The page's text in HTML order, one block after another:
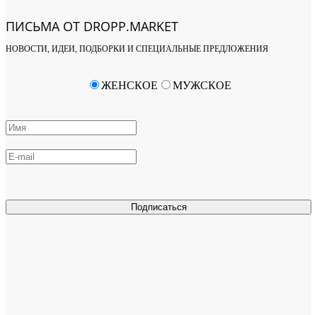
ПИСЬМА ОТ DROPP.MARKET
НОВОСТИ, ИДЕИ, ПОДБОРКИ И СПЕЦИАЛЬНЫЕ ПРЕДЛОЖЕНИЯ
Подписаться
ЖЕНСКОЕ МУЖСКОЕ